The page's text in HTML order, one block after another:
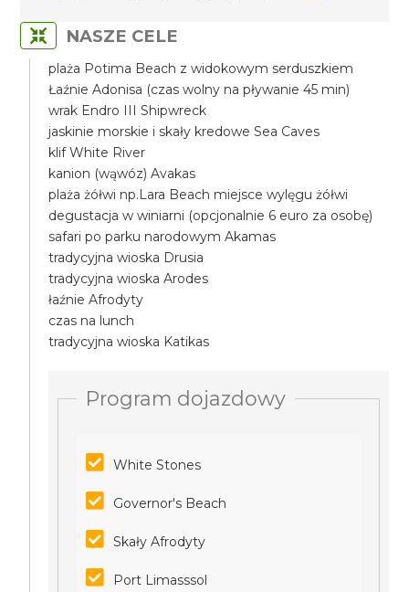
NASZE CELE
plaża Potima Beach z widokowym serduszkiem
Łaźnie Adonisa (czas wolny na pływanie 45 min)
wrak Endro III Shipwreck
jaskinie morskie i skały kredowe Sea Caves
klif White River
kanion (wąwóz) Avakas
plaża żółwi np.Lara Beach miejsce wylęgu żółwi
degustacja w winiarni (opcjonalnie 6 euro za osobę)
safari po parku narodowym Akamas
tradycyjna wioska Drusia
tradycyjna wioska Arodes
łaźnie Afrodyty
czas na lunch
tradycyjna wioska Katikas
Program dojazdowy
White Stones
Governor's Beach
Skały Afrodyty
Port Limasssol